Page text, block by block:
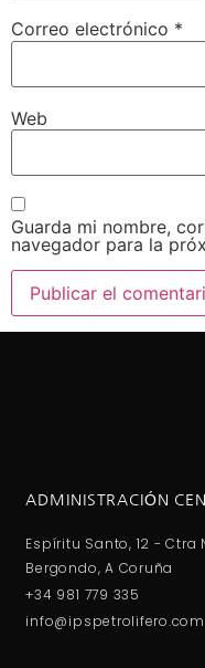
Correo electrónico *
Web
Guarda mi nombre,
navegador para la
ADMINISTRACIÓN
Espíritu Santo, 12 - Ctra
Bergondo, A Coruña
+34 981 779 335
info@ipspetrolifero.com